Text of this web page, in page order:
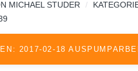
MICHAEL STUDER
2017-02-18